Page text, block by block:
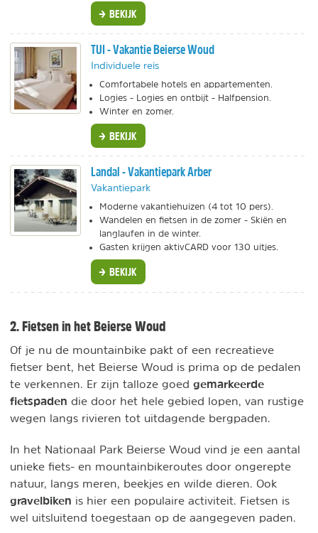
BEKIJK
TUI - Vakantie Beierse Woud
Individuele reis
Comfortabele hotels en appartementen.
Logies - Logies en ontbijt - Halfpension.
Winter en zomer.
BEKIJK
Landal - Vakantiepark Arber
Vakantiepark
Moderne vakantiehuizen (4 tot 10 pers).
Wandelen en fietsen in de zomer - Skiën en
langlaufen in de winter.
Gasten krijgen aktivCARD voor 130 uitjes.
BEKIJK
2. Fietsen in het Beierse Woud
Of je nu de mountainbike pakt of een recreatieve
fietser bent, het Beierse Woud is prima op de pedalen
te verkennen. Er zijn talloze goed gemarkeerde
fietspaden die door het hele gebied lopen, van rustige
wegen langs rivieren tot uitdagende bergpaden.
In het Nationaal Park Beierse Woud vind je een aantal
unieke fiets- en mountainbikeroutes door ongerepte
natuur, langs meren, beekjes en wilde dieren. Ook
gravelbiken is hier een populaire activiteit. Fietsen is
wel uitsluitend toegestaan op de aangegeven paden.